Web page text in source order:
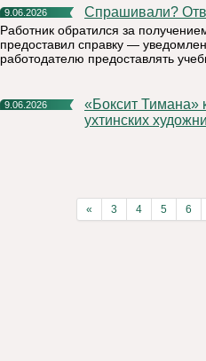
9.06.2026 Спрашивали?
Работник обратился за
предоставил справку —
работодателю предоставлять
9.06.2026
«Боксит Тимана» компании РУСАЛ организовал пленэр для
ухтинских
« 3 4 5 6